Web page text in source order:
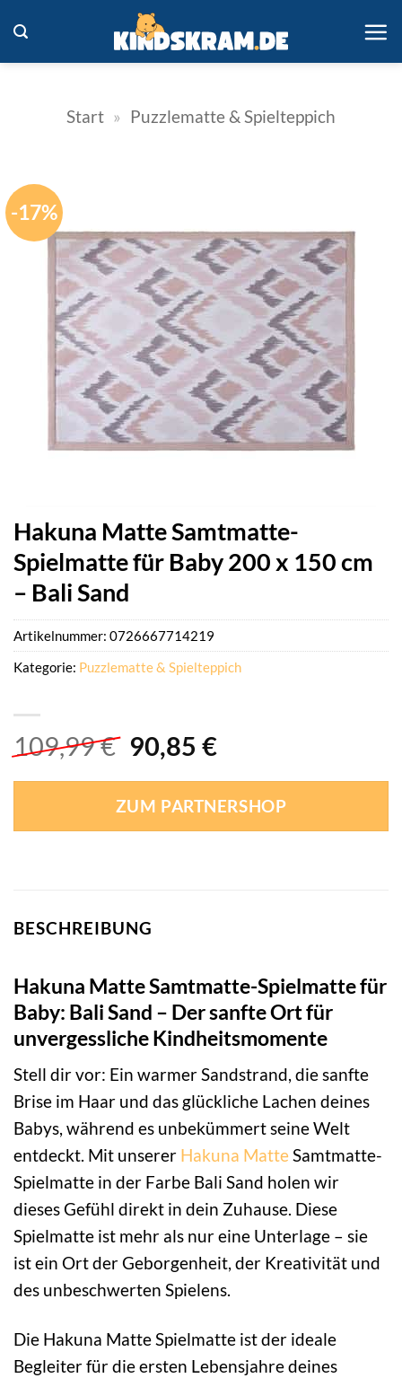
Inhalt
springen
Start » Puzzlematte & Spielteppich
-17%
Hakuna Matte Samtmatte-
Spielmatte für Baby 200 x 150 cm
– Bali Sand
109,99€ Ursprünglicher
war:
109,99 €
90,85 €Aktueller
ist:
90,85 €.
ZUM PARTNERSHOP
Artikelnummer: 0726667714219
Kategorie: Puzzlematte & Spielteppich
BESCHREIBUNG
Hakuna Matte Samtmatte-Spielmatte für
Baby: Bali Sand – Der sanfte Ort für
unvergessliche Kindheitsmomente
Stell dir vor: Ein warmer Sandstrand, die sanfte
Brise im Haar und das glückliche Lachen deines
Babys, während es unbekümmert seine Welt
entdeckt. Mit unserer Hakuna MatteSamtmatte-
Spielmatte in der Farbe Bali Sand holen wir
dieses Gefühl direkt in dein Zuhause. Diese
Spielmatte ist mehr als nur eine Unterlage – sie
ist ein Ort der Geborgenheit, der Kreativität und
des unbeschwerten Spielens.
Die Hakuna Matte Spielmatte ist der ideale
Begleiter für die ersten Lebensjahre deines